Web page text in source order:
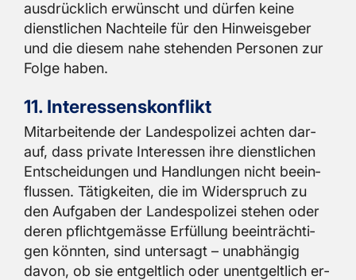
aus­drück­lich er­wünscht und dür­fen keine
dienst­li­chen Nach­tei­le für den Hin­weis­ge­ber
und die die­sem nahe ste­hen­den Per­so­nen zur
Folge haben.
11. In­ter­es­sens­kon­flikt
Mit­ar­bei­ten­de der Lan­des­po­li­zei ach­ten dar­
auf, dass pri­va­te In­ter­es­sen ihre dienst­li­chen
Ent­schei­dun­gen und Hand­lun­gen nicht be­ein­
flus­sen. Tä­tig­kei­ten, die im Wi­der­spruch zu
den Auf­ga­ben der Lan­des­po­li­zei ste­hen oder
deren pflicht­ge­mäs­se Er­fül­lung be­ein­träch­ti­
gen könn­ten, sind un­ter­sagt – un­ab­hän­gig
davon, ob sie ent­gelt­lich oder un­ent­gelt­lich er­